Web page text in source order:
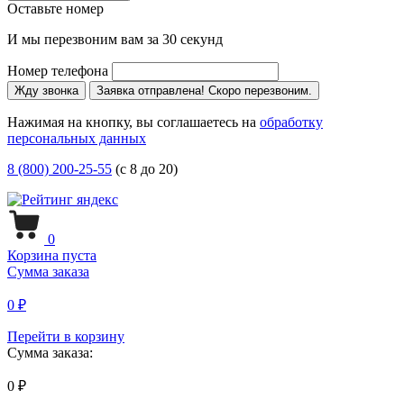
Оставьте номер
И мы перезвоним вам за 30 секунд
Номер телефона
Жду звонка Заявка отправлена! Скоро перезвоним.
Нажимая на кнопку, вы соглашаетесь на обработку
персональных данных
8 (800) 200-25-55 (с 8 до 20)
0
Корзина пуста
Сумма заказа
0 ₽
Перейти в корзину
Сумма заказа:
0 ₽